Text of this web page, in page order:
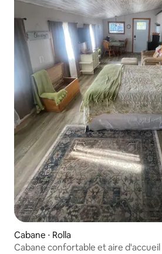
Cabane ⋅ Rolla
Cabane confortable et aire